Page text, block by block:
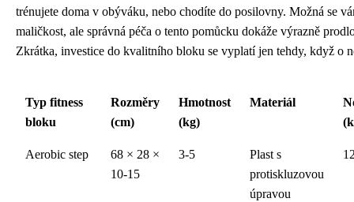
trénujete doma v obýváku, nebo chodíte do posilovny. Možná se
maličkost, ale správná péča o tento pomůcku dokáže výrazně
Zkrátka, investice do kvalitního bloku se vyplatí jen tehdy, když o
Typ fitness
bloku
Rozměry
(cm)
Hmotnost
(kg)
Materiál
Aerobic step
68 × 28 ×
10-15
3-5
Plast s
protiskluzovou
úpravou